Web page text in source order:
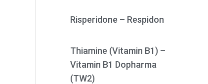
Risperidone – Respidon
Thiamine (Vitamin B1) –
Vitamin B1 Dopharma
(TW2)